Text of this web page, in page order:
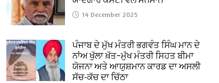
14 December 2025
ਪੰਜਾਬ ਦੇ ਮੁੱਖ ਮੰਤਰੀ ਭਗਵੰਤ ਸਿੰਘ ਮਾਨ ਦੇ
ਨਾਂਅ ਖੁੱਲਾ ਖ਼ੱਤ–ਮੁੱਖ ਮੰਤਰੀ ਸਿਹਤ ਬੀਮਾ
ਯੋਜਨਾ ਅਤੇ ਆਯੁਸ਼ਮਾਨ ਕਾਰਡ ਦਾ ਅਸਲੀ
ਸੱਚ-ਕੱਚ ਦਾ ਚਿੱਠਾ